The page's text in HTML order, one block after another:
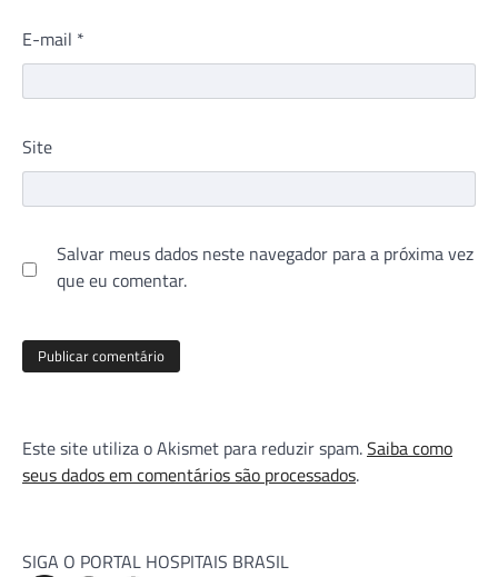
E-mail *
Site
Salvar meus dados neste navegador para a próxima vez
que eu comentar.
Este site utiliza o Akismet para reduzir spam.Saiba como
seus dados em comentários são processados.
SIGA O PORTAL HOSPITAIS BRASIL